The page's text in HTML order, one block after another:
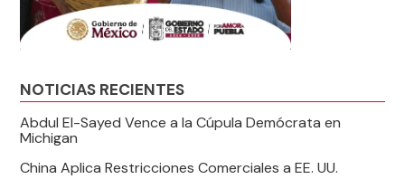
NOTICIAS RECIENTES
Abdul El-Sayed Vence a la Cúpula Demócrata en
Michigan
China Aplica Restricciones Comerciales a EE. UU.